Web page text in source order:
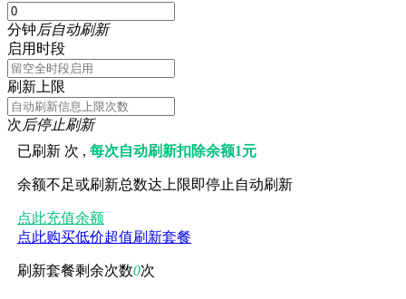
分钟后自动刷新
启用时段
刷新上限
次后停止刷新
已刷新 次 ,每次自动刷新扣除余额1元
余额不足或刷新总数达上限即停止自动刷新
点此充值余额
点此购买低价超值刷新套餐
刷新套餐剩余次数0次